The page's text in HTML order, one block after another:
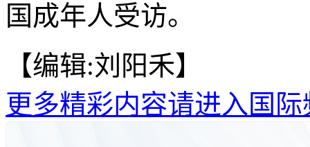
国成年人受访。
【编辑:刘阳禾】
更多精彩内容请进入国际